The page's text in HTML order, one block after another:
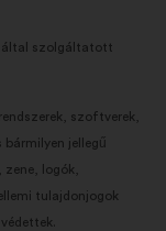
által szolgáltatott
szoftverek,
jellegű
logók,
tulajdonjogok